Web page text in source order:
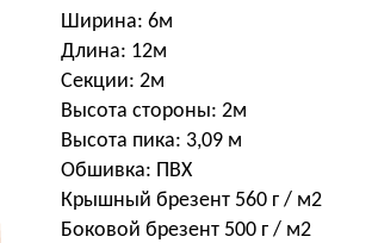
Ширина: 6м
Длина: 12м
Секции: 2м
Высота стороны: 2м
Высота пика: 3,09 м
Обшивка: ПВХ
Крышный брезент 560 г / м2
Боковой брезент 500 г / м2